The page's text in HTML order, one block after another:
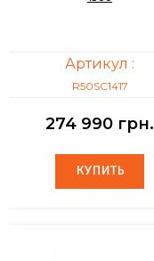
Артикул :
R50SC1417
274 990 грн.
КУПИТЬ
КУПИТЬ